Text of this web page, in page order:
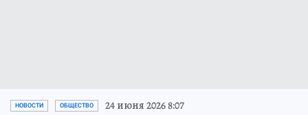
НОВОСТИ ОБЩЕСТВО 24 июня 2026 8:07